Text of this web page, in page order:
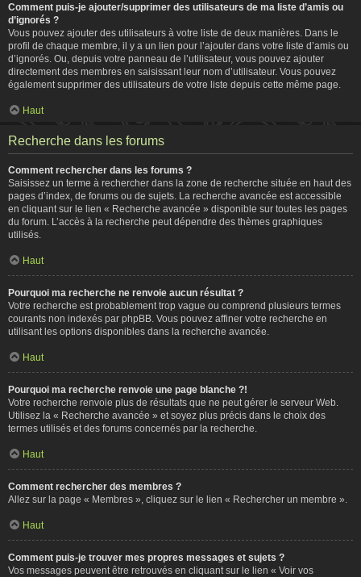
Comment puis-je ajouter/supprimer des utilisateurs de ma liste d’amis ou
d’ignorés ?
Vous pouvez ajouter des utilisateurs à votre liste de deux manières. Dans le
profil de chaque membre, il y a un lien pour l’ajouter dans votre liste d’amis ou
d’ignorés. Ou, depuis votre panneau de l’utilisateur, vous pouvez ajouter
directement des membres en saisissant leur nom d’utilisateur. Vous pouvez
également supprimer des utilisateurs de votre liste depuis cette même page.
Haut
Recherche dans les forums
Comment rechercher dans les forums ?
Saisissez un terme à rechercher dans la zone de recherche située en haut des
pages d’index, de forums ou de sujets. La recherche avancée est accessible
en cliquant sur le lien « Recherche avancée » disponible sur toutes les pages
du forum. L’accès à la recherche peut dépendre des thèmes graphiques
utilisés.
Haut
Pourquoi ma recherche ne renvoie aucun résultat ?
Votre recherche est probablement trop vague ou comprend plusieurs termes
courants non indexés par phpBB. Vous pouvez affiner votre recherche en
utilisant les options disponibles dans la recherche avancée.
Haut
Pourquoi ma recherche renvoie une page blanche ?!
Votre recherche renvoie plus de résultats que ne peut gérer le serveur Web.
Utilisez la « Recherche avancée » et soyez plus précis dans le choix des
termes utilisés et des forums concernés par la recherche.
Haut
Comment rechercher des membres ?
Allez sur la page « Membres », cliquez sur le lien « Rechercher un membre ».
Haut
Comment puis-je trouver mes propres messages et sujets ?
Vos messages peuvent être retrouvés en cliquant sur le lien « Voir vos